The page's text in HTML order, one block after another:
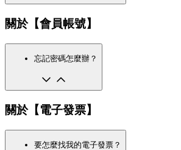
關於【會員帳號】
忘記密碼怎麼辦？
關於【電子發票】
要怎麼找我的電子發票？